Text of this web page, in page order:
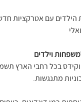
וילדים
בכל רחבי הארץ
מתנגשות.